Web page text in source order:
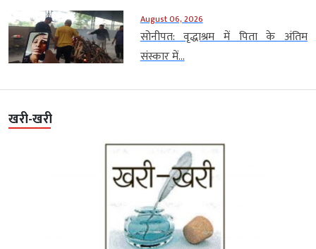
August 06, 2026
सोनीपत: वृद्धाश्रम में पिता के अंतिम
संस्कार में...
खरी-खरी